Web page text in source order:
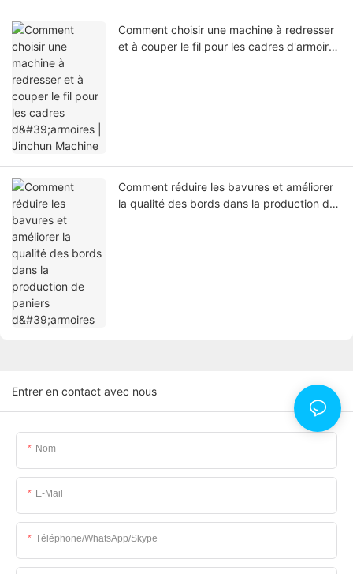
Comment choisir une machine à redresser
et à couper le fil pour les cadres d'armoires
Comment réduire les bavures et améliorer
la qualité des bords dans la production de
Entrer en contact avec nous
Nom
E-Mail
Téléphone/WhatsApp/Skype